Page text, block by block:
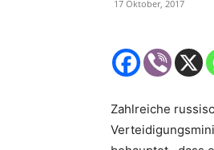
17 Oktober, 2017
Zahlreiche